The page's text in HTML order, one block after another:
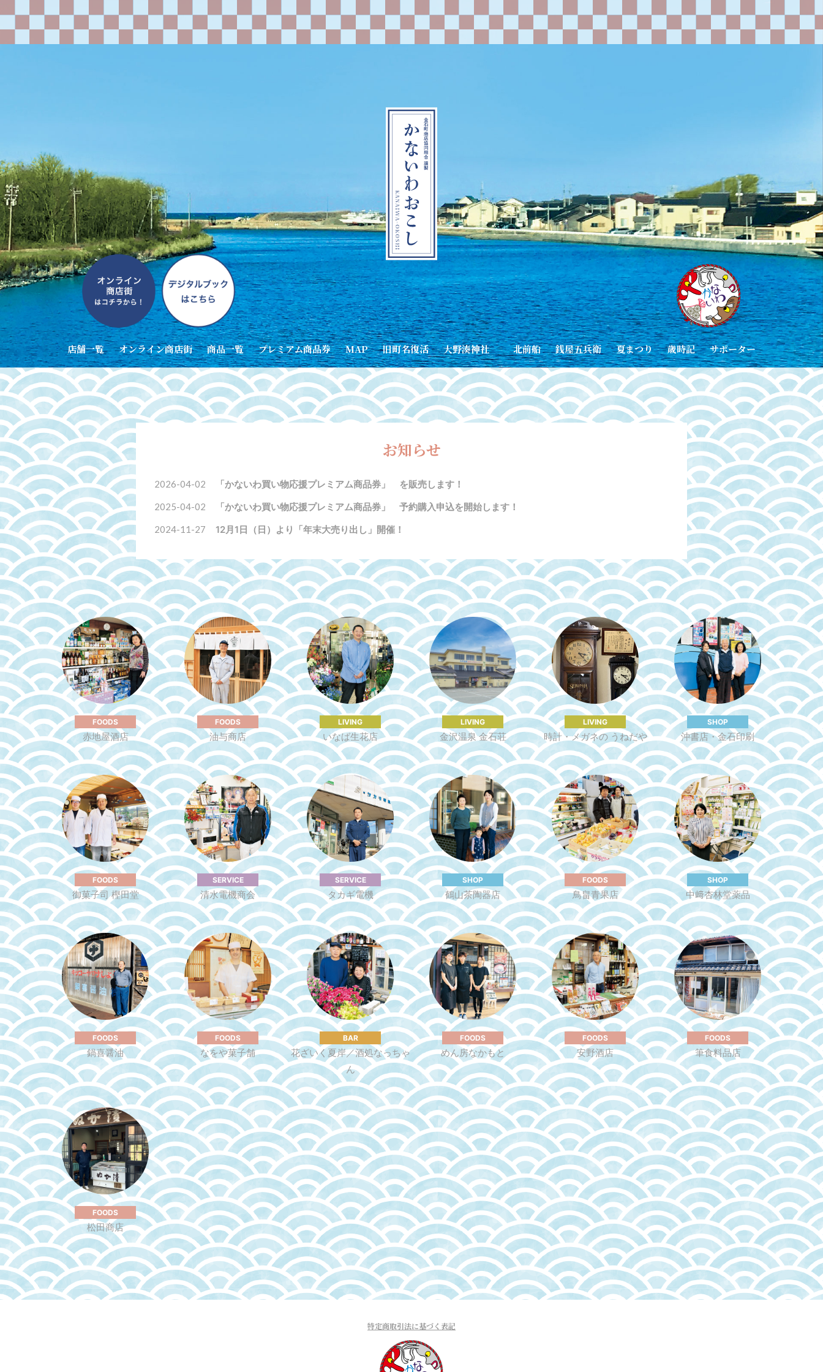
店舗一覧 オンライン商店街 商品一覧 プレミアム商品券 MAP 旧町名復活 大野湊神社 北前船 銭屋五兵衛 夏まつり 歳時記 サポーター
お知らせ
2026-04-02 「かないわ買い物応援プレミアム商品券」 を販売します！
2025-04-02 「かないわ買い物応援プレミアム商品券」 予約購入申込を開始します！
2024-11-27 12月1日（日）より「年末大売り出し」開催！
FOODS
赤地屋酒店
FOODS
油与商店
LIVING
いなば⽣花店
LIVING
金沢温泉 金石荘
LIVING
時計・メガネの うねだや
SHOP
沖書店・⾦⽯印刷
FOODS
御菓子司 樫⽥堂
SERVICE
清⽔電機商会
SERVICE
タカギ電機
SHOP
鶴⼭茶陶器店
FOODS
⿃畠⻘果店
SHOP
中﨑杏林堂薬品
FOODS
鍋喜醤油
FOODS
なをや菓⼦舗
BAR
花ざいく夏岸／酒処なっちゃ
ん
FOODS
めん房なかもと
FOODS
安野酒店
FOODS
筆⾷料品店
FOODS
松田商店
特定商取引法に基づく表記